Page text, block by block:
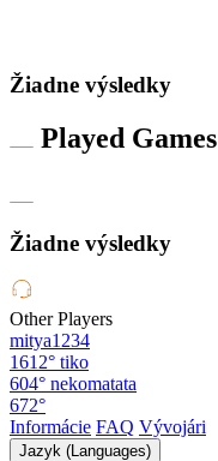
Žiadne výsledky
Played Games
Žiadne výsledky
Other Players
mitya1234
1612° tiko
604° nekomatata
672°
Informácie FAQ Vývojári
Jazyk (Languages)